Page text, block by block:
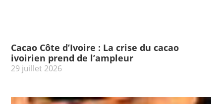
Cacao Côte d’Ivoire : La crise du cacao
ivoirien prend de l’ampleur
29 juillet 2026